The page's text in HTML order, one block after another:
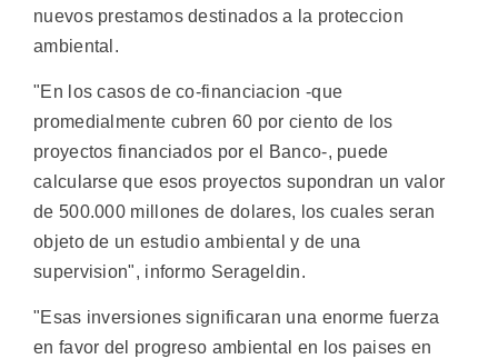
nuevos prestamos destinados a la proteccion
ambiental.
"En los casos de co-financiacion -que
promedialmente cubren 60 por ciento de los
proyectos financiados por el Banco-, puede
calcularse que esos proyectos supondran un valor
de 500.000 millones de dolares, los cuales seran
objeto de un estudio ambiental y de una
supervision", informo Serageldin.
"Esas inversiones significaran una enorme fuerza
en favor del progreso ambiental en los paises en